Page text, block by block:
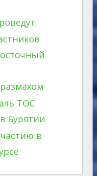
ТОС
Бурятии
в